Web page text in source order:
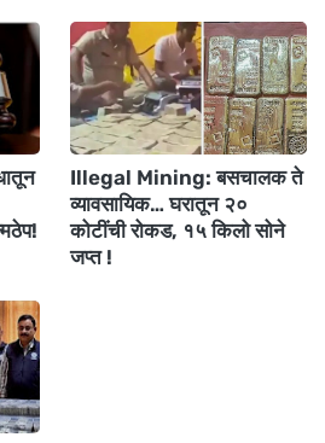
Illegal Mining: बसचालक ते
व्यावसायिक… घरातून २०
कोटींची रोकड, १५ किलो सोने
जप्त !